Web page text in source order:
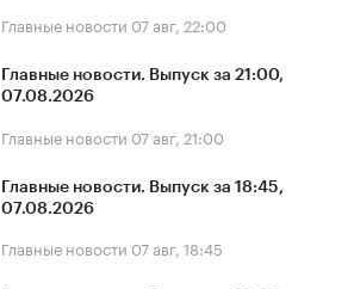
Главные новости 07 авг, 22:00
Главные новости. Выпуск за 21:00,
07.08.2026
Главные новости 07 авг, 21:00
Главные новости. Выпуск за 18:45,
07.08.2026
Главные новости 07 авг, 18:45